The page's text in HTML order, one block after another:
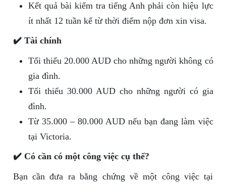
Kết quả bài kiểm tra tiếng Anh phải còn hiệu lực
ít nhất 12 tuần kể từ thời điểm nộp đơn xin visa.
✔️ Tài chính
Tối thiểu 20.000 AUD cho những người không có
gia đình.
Tối thiểu 30.000 AUD cho những người có gia
đình.
Từ 35.000 – 80.000 AUD nếu bạn đang làm việc
tại Victoria.
✔️ Có cần có một công việc cụ thể?
Bạn cần đưa ra bằng chứng về một công việc tại